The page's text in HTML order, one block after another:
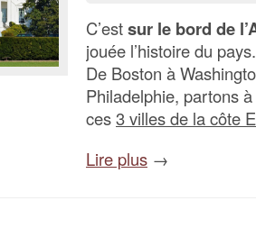
C’estsur le bord de
jouée l’histoire du pays.
De Boston à
Philadelphie, partons
ces3 villes de la côte
Lire plus →